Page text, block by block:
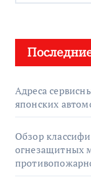
Адреса
японских
Обзор
огнезащитных